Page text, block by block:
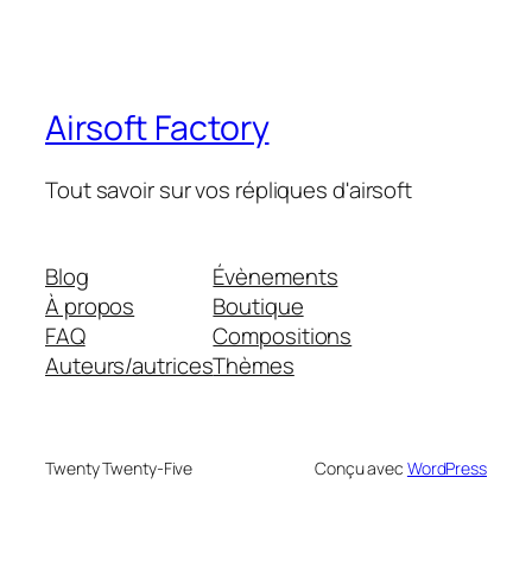
Airsoft Factory
Tout savoir sur vos répliques d'airsoft
Blog
À propos
FAQ
Auteurs/autrices
Évènements
Boutique
Compositions
Thèmes
Twenty Twenty-Five Conçu avec WordPress